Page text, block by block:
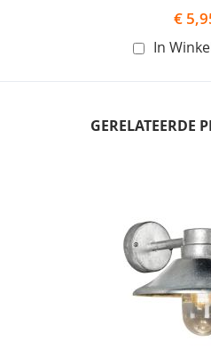
€
In
GERELATEERDE